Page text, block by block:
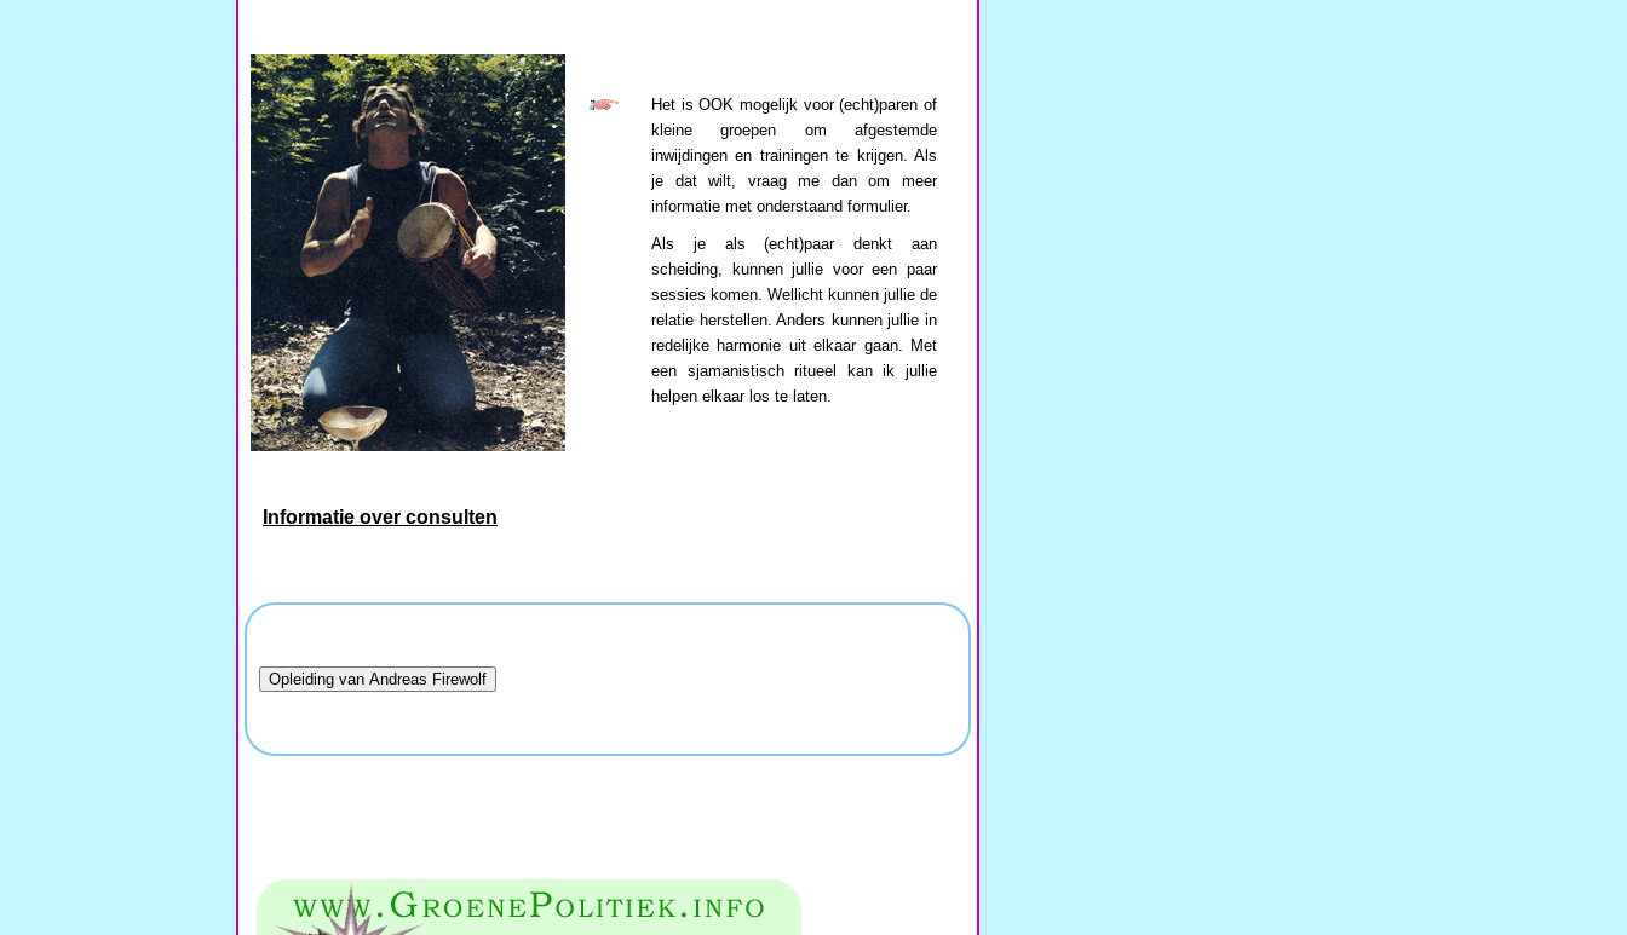
Het is OOK mogelijk voor (echt)paren of
kleine groepen om afgestemde
inwijdingen en trainingen te krijgen. Als
je dat wilt, vraag me dan om meer
informatie met onderstaand formulier.
Als je als (echt)paar denkt aan
scheiding, kunnen jullie voor een paar
sessies komen. Wellicht kunnen jullie de
relatie herstellen. Anders kunnen jullie in
redelijke harmonie uit elkaar gaan. Met
een sjamanistisch ritueel kan ik jullie
helpen elkaar los te laten.
Informatie over consulten